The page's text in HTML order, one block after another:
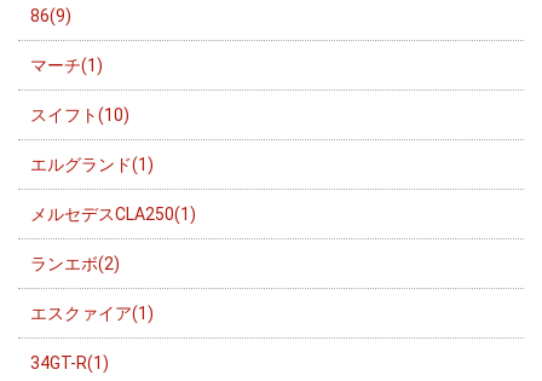
86(9)
マーチ(1)
スイフト(10)
エルグランド(1)
メルセデスCLA250(1)
ランエボ(2)
エスクァイア(1)
34GT-R(1)